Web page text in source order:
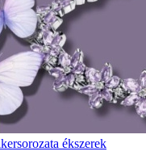
ékszerek